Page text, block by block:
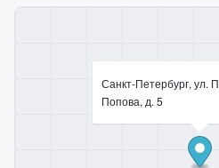
Санкт-Петербург, ул.
Попова, д. 5